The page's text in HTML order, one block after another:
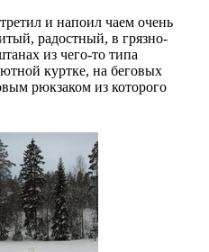
и напоил чаем очень
радостный, в грязно-
из чего-то типа
куртке, на беговых
рюкзаком из которого